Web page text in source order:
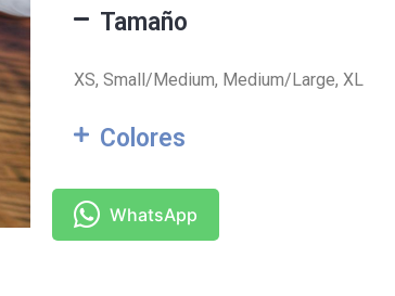
Tamaño
XS, Small/Medium, Medium/Large, XL
Colores
WhatsApp